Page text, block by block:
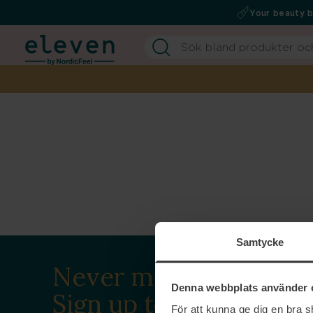
Samtycke
Denna webbplats använder
För att kunna ge dig en bra
Your beauty
Never miss a beat.
Sign up to our